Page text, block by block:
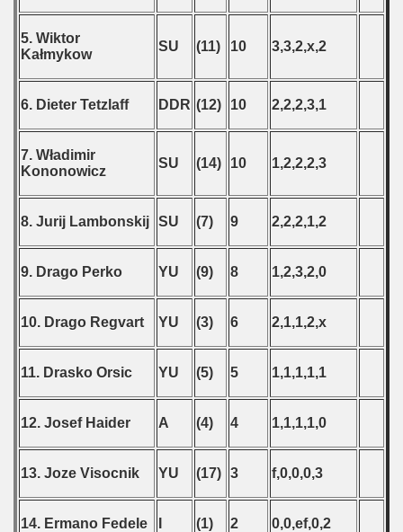
5. Wiktor
Kałmykow
SU (11) 10 3,3,2,x,2
6. Dieter Tetzlaff DDR (12) 10 2,2,2,3,1
7. Władimir
Kononowicz
SU (14) 10 1,2,2,2,3
8. Jurij Lambonskij SU (7) 9 2,2,2,1,2
9. Drago Perko YU (9) 8 1,2,3,2,0
10. Drago Regvart YU (3) 6 2,1,1,2,x
11. Drasko Orsic YU (5) 5 1,1,1,1,1
12. Josef Haider A (4) 4 1,1,1,1,0
13. Joze Visocnik YU (17) 3 f,0,0,0,3
14. Ermano Fedele (1) 2 0,0,ef,0,2